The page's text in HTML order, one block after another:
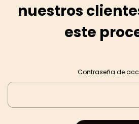
nuestros
este
Contraseña de